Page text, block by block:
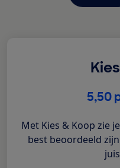
€
5,50
Met Kies & Koop zie
best beoordeeld